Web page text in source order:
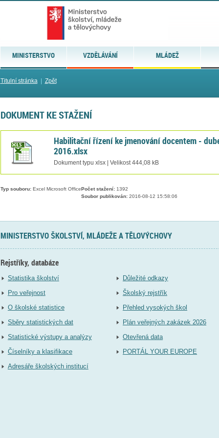
MINISTERSTVO VZDĚLÁVÁNÍ MLÁDEŽ
Titulní stránka| Zpět
DOKUMENT KE STAŽENÍ
Habilitační řízení ke jmenování docentem -
2016.xlsx
Dokument typu xlsx | Velikost 444,08 kB
Typ souboru:Excel Microsoft Office Počet stažení:1392
Soubor publikován:2016-08-12 15:58:06
MINISTERSTVO ŠKOLSTVÍ, MLÁDEŽE A TĚLOVÝCHOVY
Rejstříky, databáze
Statistika školství
Pro veřejnost
O školské statistice
Sběry statistických dat
Statistické výstupy a analýzy
Číselníky a klasifikace
Adresáře školských institucí
Důležité odkazy
Školský rejstřík
Přehled vysokých škol
Plán veřejných zakázek 2026
Otevřená data
PORTÁL YOUR EUROPE